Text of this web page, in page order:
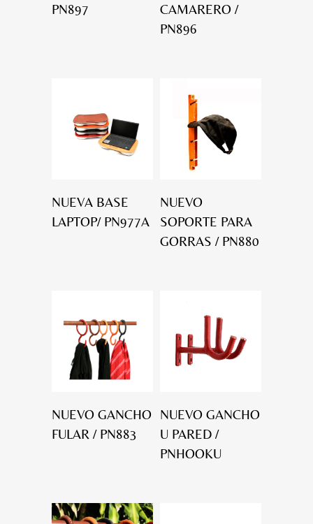
PN897
CAMARERO /
PN896
NUEVA BASE
LAPTOP/ PN977A
NUEVO
SOPORTE PARA
GORRAS / PN880
NUEVO GANCHO
FULAR / PN883
NUEVO GANCHO
U PARED /
PNHOOKU